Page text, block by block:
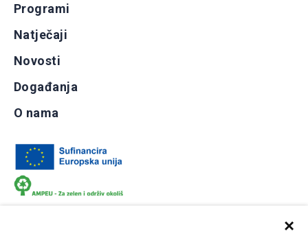
×
Programi
Natječaji
Novosti
Događanja
O nama